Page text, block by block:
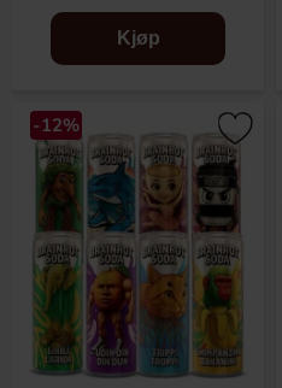
Kjøp
-12%